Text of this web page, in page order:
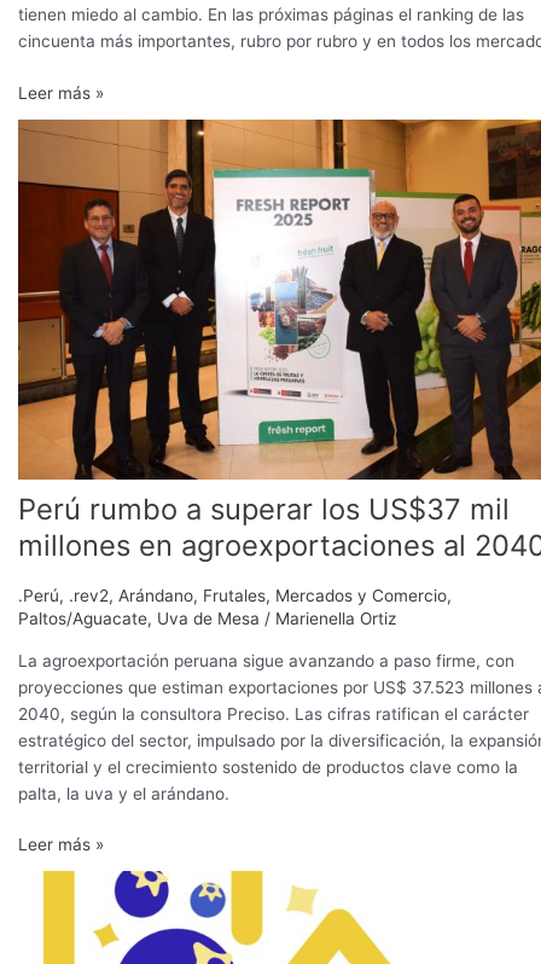
tienen miedo al cambio. En las próximas páginas el ranking de las
cincuenta más importantes, rubro por rubro y en todos los
Leer más »
Perú rumbo a superar los US$37 mil
millones en agroexportaciones al
.Perú, .rev2, Arándano, Frutales, Mercados y Comercio,
Paltos/Aguacate, Uva de Mesa / Marienella Ortiz
La agroexportación peruana sigue avanzando a paso firme, con
proyecciones que estiman exportaciones por US$ 37.523 millones
2040, según la consultora Preciso. Las cifras ratifican el carácter
estratégico del sector, impulsado por la diversificación, la
territorial y el crecimiento sostenido de productos clave como la
palta, la uva y el arándano.
Perú
a
mil
millones
en
agroexportaciones
al
Leer más »